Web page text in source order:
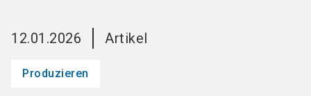
werden
12.01.2026 Artikel
Produzieren